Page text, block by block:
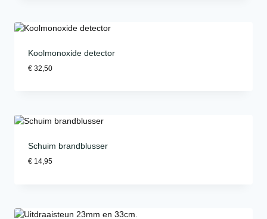
Koolmonoxide detector
€ 32,50
Schuim brandblusser
€ 14,95